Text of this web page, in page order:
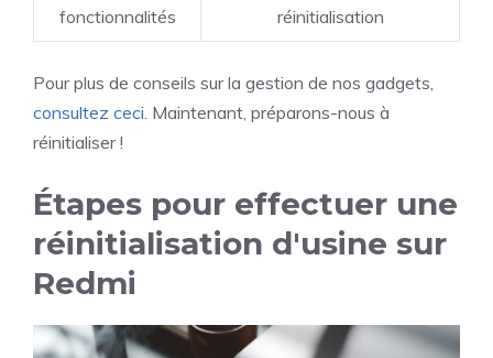
fonctionnalités
réinitialisation
Pour plus de conseils sur la gestion de nos gadgets,
consultez ceci. Maintenant, préparons-nous à
réinitialiser !
Étapes pour effectuer une
réinitialisation d'usine sur
Redmi